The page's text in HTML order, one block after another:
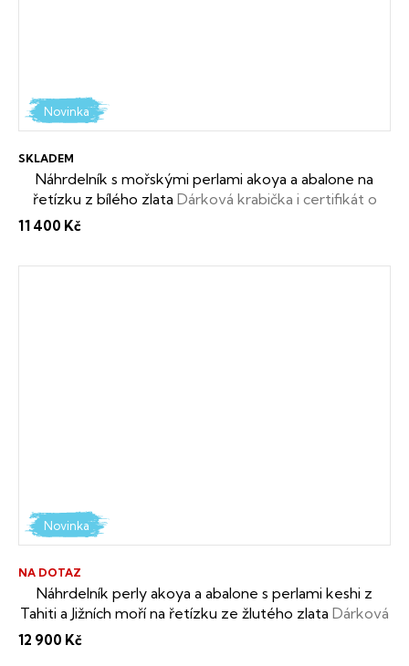
Novinka
Náhrdelník s mořskými perlami akoya a abalone na
řetízku z bílého zlata Dárková krabička i certifikát o
SKLADEM
11 400 Kč
Novinka
Náhrdelník perly akoya a abalone s perlami keshi z
Tahiti a Jižních moří na řetízku ze žlutého zlata Dárková
krabička i certifikát o pravosti perel zdarma
NA DOTAZ
12 900 Kč